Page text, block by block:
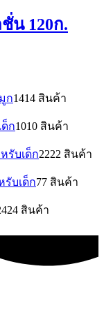
น 120ก.
ก1414 สินค้า
ก1010 สินค้า
รับเด็ก2222 สินค้า
รับเด็ก77 สินค้า
24 สินค้า